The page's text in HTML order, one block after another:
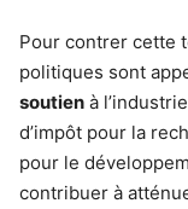
Pour contrer cette
politiques sont
soutien à
d’impôt pour la
pour le
contribuer à